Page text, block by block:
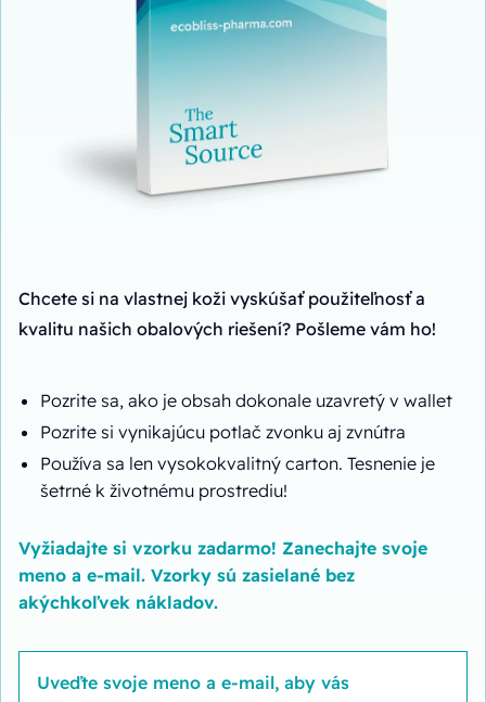
Chcete si na vlastnej koži vyskúšať použiteľnosť a
kvalitu našich obalových riešení? Pošleme vám ho!
Pozrite sa, ako je obsah dokonale uzavretý v wallet
Pozrite si vynikajúcu potlač zvonku aj zvnútra
Používa sa len vysokokvalitný carton. Tesnenie je
šetrné k životnému prostrediu!
Vyžiadajte si vzorku zadarmo! Zanechajte svoje
meno a e-mail. Vzorky sú zasielané bez
akýchkoľvek nákladov.
Uveďte svoje meno a e-mail, aby vás